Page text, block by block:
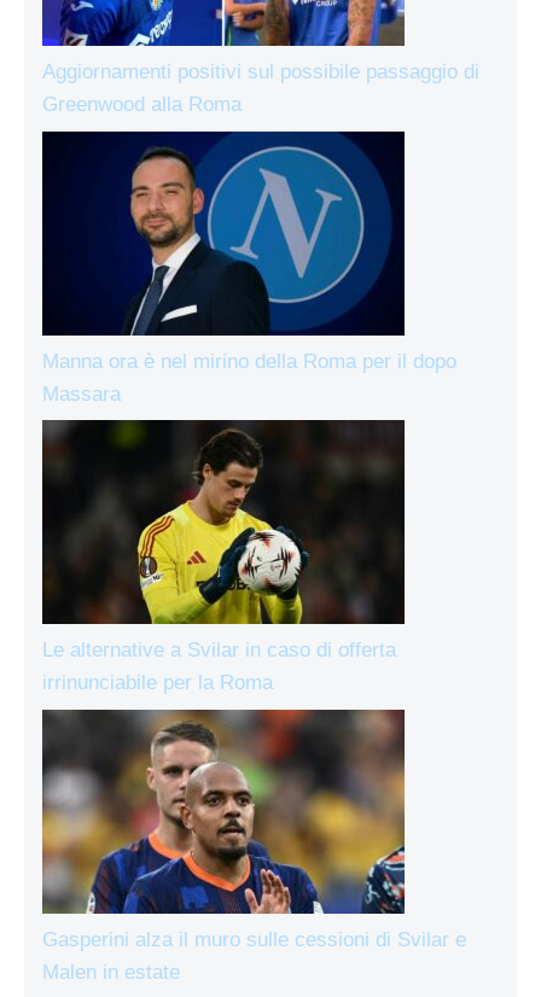
Aggiornamenti positivi sul possibile passaggio di
Greenwood alla Roma
Manna ora è nel mirino della Roma per il dopo
Massara
Le alternative a Svilar in caso di offerta
irrinunciabile per la Roma
Gasperini alza il muro sulle cessioni di Svilar e
Malen in estate